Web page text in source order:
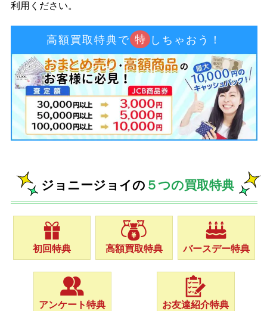
利用ください。
高額買取特典で 特 しちゃおう！
ジョニージョイの ５つの買取特典
初回特典 高額買取特典 バースデー特典
アンケート特典 お友達紹介特典